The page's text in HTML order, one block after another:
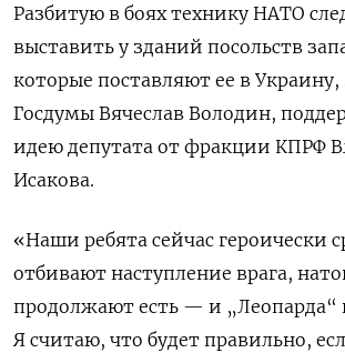
Разбитую в боях технику НАТО
выставить у зданий посольств
которые поставляют ее в
Госдумы Вячеслав Володин,
идею депутата от фракции КПРФ
Исакова.
«Наши ребята сейчас героически
отбивают наступление врага,
продолжают есть — и „Леопарда“
Я считаю, что будет правильно,